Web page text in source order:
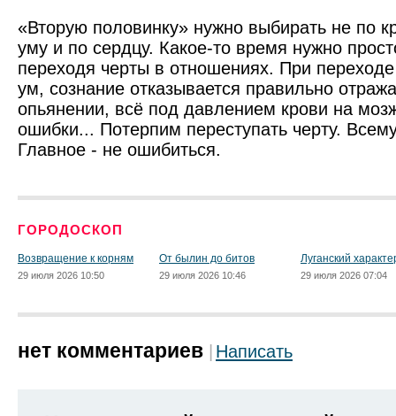
«Вторую половинку» нужно выбирать не по
уму и по сердцу. Какое-то время нужно
переходя черты в отношениях. При
ум, сознание отказывается правильно
опьянении, всё под давлением крови на
ошибки... Потерпим переступать черту.
Главное - не ошибиться.
ГОРОДОСКОП
Возвращение к корням
29 июля 2026 10:50
От былин до битов
29 июля 2026 10:46
Луганский
29 июля 2026 07:04
нет комментариев Написать